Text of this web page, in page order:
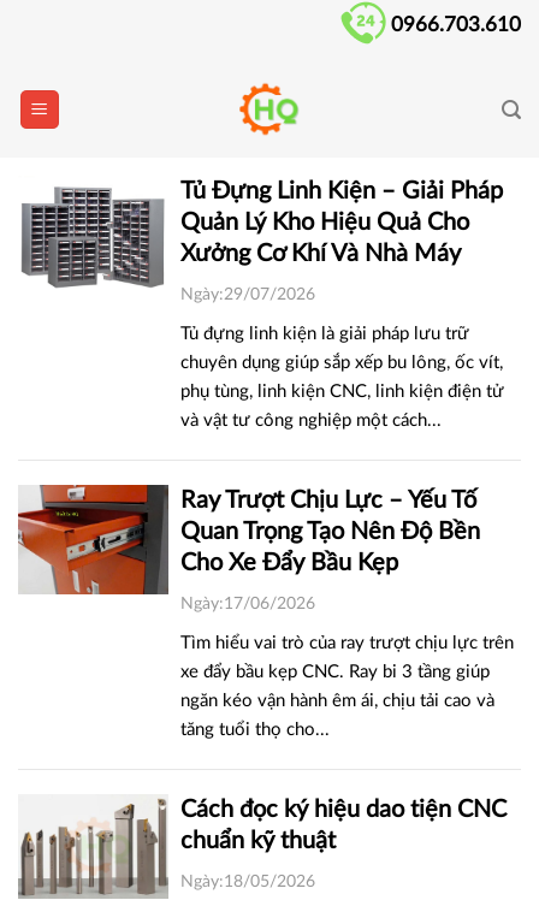
0966.703.610
Tủ Đựng Linh Kiện – Giải Pháp
Quản Lý Kho Hiệu Quả Cho
Xưởng Cơ Khí Và Nhà Máy
Ngày:29/07/2026
Tủ đựng linh kiện là giải pháp lưu trữ
chuyên dụng giúp sắp xếp bu lông, ốc vít,
phụ tùng, linh kiện CNC, linh kiện điện tử
và vật tư công nghiệp một cách...
Ray Trượt Chịu Lực – Yếu Tố
Quan Trọng Tạo Nên Độ Bền
Cho Xe Đẩy Bầu Kẹp
Ngày:17/06/2026
Tìm hiểu vai trò của ray trượt chịu lực trên
xe đẩy bầu kẹp CNC. Ray bi 3 tầng giúp
ngăn kéo vận hành êm ái, chịu tải cao và
tăng tuổi thọ cho...
Cách đọc ký hiệu dao tiện CNC
chuẩn kỹ thuật
Ngày:18/05/2026